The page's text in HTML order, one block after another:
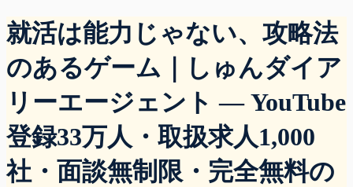
就活は能力じゃない、攻略法
のあるゲーム｜しゅんダイア
リーエージェント — YouTube
登録33万人・取扱求人1,000
社・面談無制限・完全無料の